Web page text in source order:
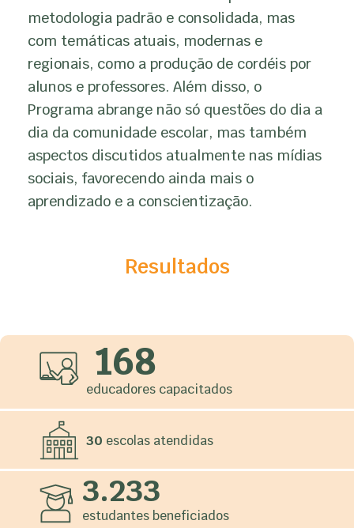
metodologia padrão e consolidada, mas
com temáticas atuais, modernas e
regionais, como a produção de cordéis por
alunos e professores. Além disso, o
Programa abrange não só questões do dia a
dia da comunidade escolar, mas também
aspectos discutidos atualmente nas mídias
sociais, favorecendo ainda mais o
aprendizado e a conscientização.
Resultados
168
educadores capacitados
30 escolas atendidas
3.233
estudantes beneficiados